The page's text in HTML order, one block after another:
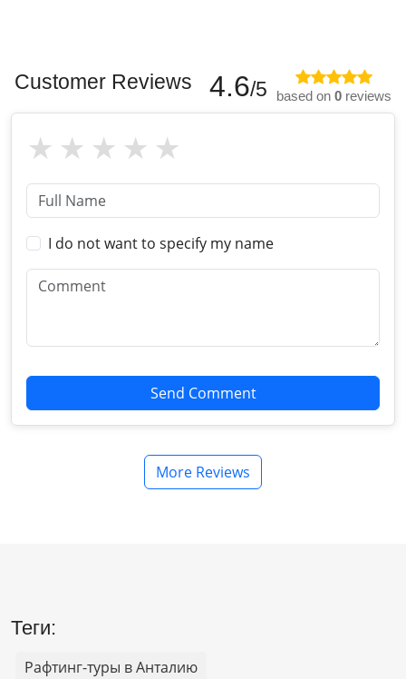
Customer Reviews 4.6/5 based on 0 reviews
I do not want to specify my name
Send Comment
More Reviews
Теги:
Рафтинг-туры в Анталию